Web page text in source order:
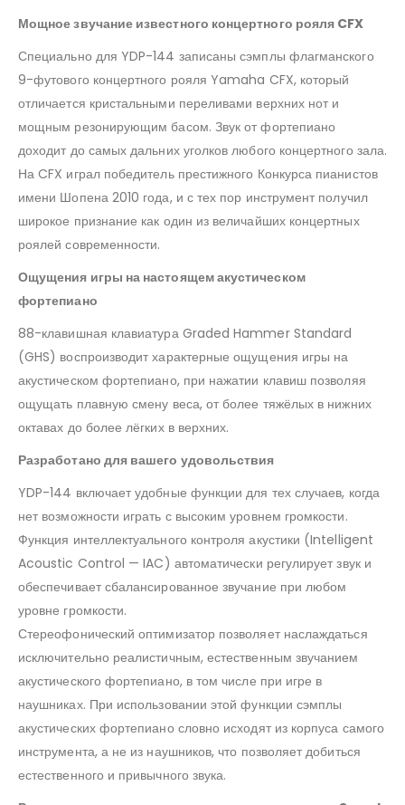
Мощное звучание известного концертного рояля CFX
Специально для YDP-144 записаны сэмплы флагманского
9-футового концертного рояля Yamaha CFX, который
отличается кристальными переливами верхних нот и
мощным резонирующим басом. Звук от фортепиано
доходит до самых дальних уголков любого концертного зала.
На CFX играл победитель престижного Конкурса пианистов
имени Шопена 2010 года, и с тех пор инструмент получил
широкое признание как один из величайших концертных
роялей современности.
Ощущения игры на настоящем акустическом
фортепиано
88-клавишная клавиатура Graded Hammer Standard
(GHS) воспроизводит характерные ощущения игры на
акустическом фортепиано, при нажатии клавиш позволяя
ощущать плавную смену веса, от более тяжёлых в нижних
октавах до более лёгких в верхних.
Разработано для вашего удовольствия
YDP-144 включает удобные функции для тех случаев, когда
нет возможности играть с высоким уровнем громкости.
Функция интеллектуального контроля акустики (Intelligent
Acoustic Control — IAC) автоматически регулирует звук и
обеспечивает сбалансированное звучание при любом
уровне громкости.
Стереофонический оптимизатор позволяет наслаждаться
исключительно реалистичным, естественным звучанием
акустического фортепиано, в том числе при игре в
наушниках. При использовании этой функции сэмплы
акустических фортепиано словно исходят из корпуса самого
инструмента, а не из наушников, что позволяет добиться
естественного и привычного звука.